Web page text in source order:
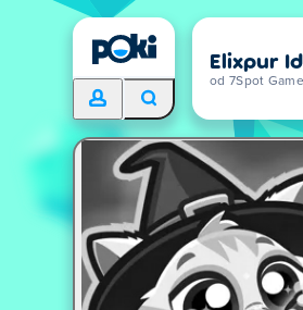
Elixpur
od 7Spot